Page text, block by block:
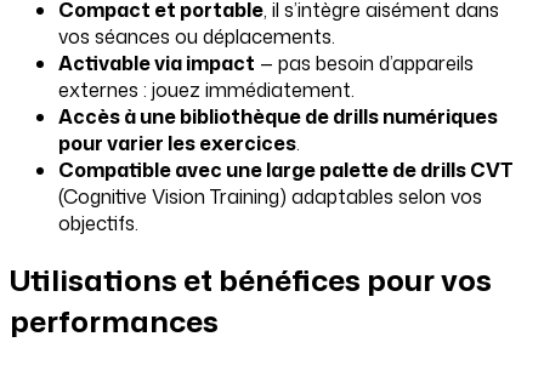
Compact et portable, il s’intègre aisément dans
vos séances ou déplacements.
Activable via impact — pas besoin d’appareils
externes : jouez immédiatement.
Accès à une bibliothèque de drills numériques
pour varier les exercices.
Compatible avec une large palette de drills CVT
(Cognitive Vision Training) adaptables selon vos
objectifs.
Utilisations et bénéfices pour vos
performances